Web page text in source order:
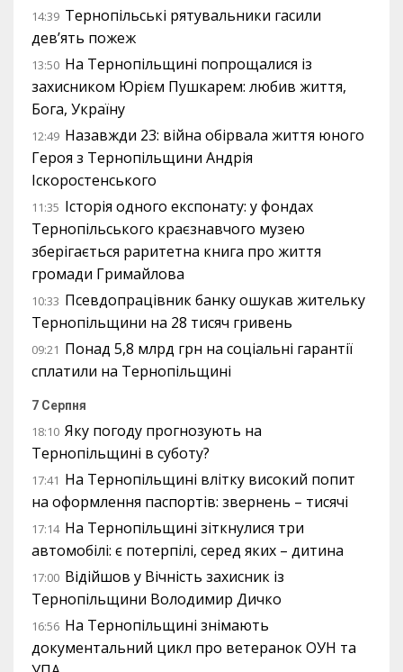
14:39 Тернопільські рятувальники гасили
дев’ять пожеж
13:50 На Тернопільщині попрощалися із
захисником Юрієм Пушкарем: любив життя,
Бога, Україну
12:49 Назавжди 23: війна обірвала життя юного
Героя з Тернопільщини Андрія
Іскоростенського
11:35 Історія одного експонату: у фондах
Тернопільського краєзнавчого музею
зберігається раритетна книга про життя
громади Гримайлова
10:33 Псевдопрацівник банку ошукав жительку
Тернопільщини на 28 тисяч гривень
09:21 Понад 5,8 млрд грн на соціальні гарантії
сплатили на Тернопільщині
7 Серпня
18:10 Яку погоду прогнозують на
Тернопільщині в суботу?
17:41 На Тернопільщині влітку високий попит
на оформлення паспортів: звернень – тисячі
17:14 На Тернопільщині зіткнулися три
автомобілі: є потерпілі, серед яких – дитина
17:00 Відійшов у Вічність захисник із
Тернопільщини Володимир Дичко
16:56 На Тернопільщині знімають
документальний цикл про ветеранок ОУН та